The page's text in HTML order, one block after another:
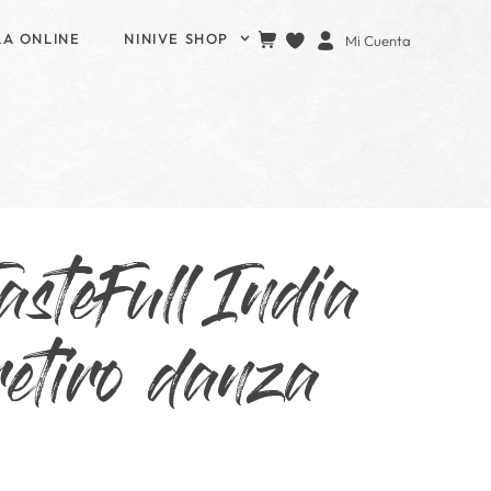
ONLINE NINIVE SHOP Mi Cuenta
India
danza